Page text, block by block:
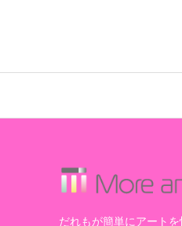
だれもが簡単にアート